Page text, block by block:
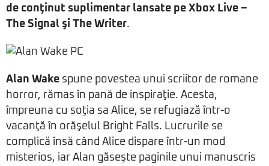
de conţinut suplimentar lansate pe Xbox Live –
The Signal şi The Writer.
Alan Wake spune povestea unui scriitor de romane
horror, rămas în pană de inspiraţie. Acesta,
împreuna cu soţia sa Alice, se refugiază într-o
vacanţă în orăşelul Bright Falls. Lucrurile se
complică însă când Alice dispare într-un mod
misterios, iar Alan găseşte paginile unui manuscris